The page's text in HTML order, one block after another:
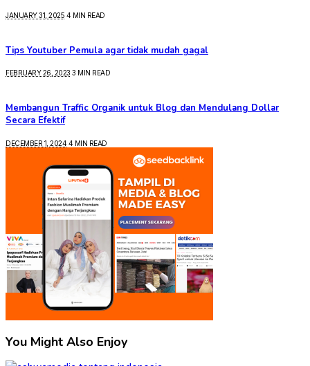
JANUARY 31, 2025 4 MIN READ
Tips Youtuber Pemula agar tidak mudah gagal
FEBRUARY 26, 2023 3 MIN READ
Membangun Traffic Organik untuk Blog dan Mendulang Dollar
Secara Efektif
DECEMBER 1, 2024 4 MIN READ
You Might Also Enjoy